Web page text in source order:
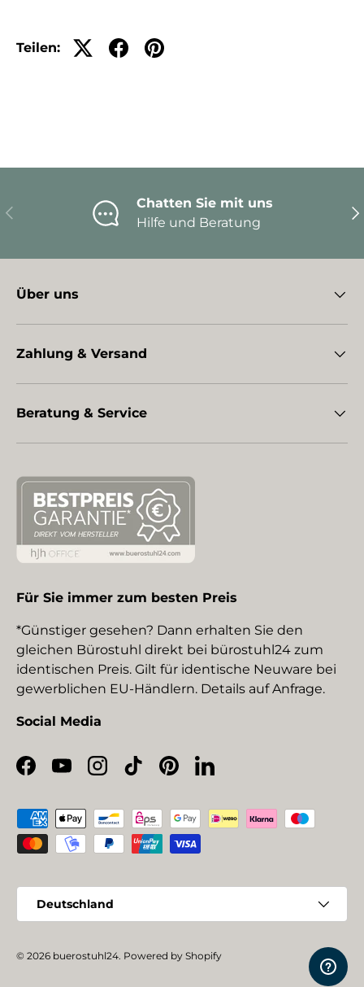
Teilen:
Vorherige
Chatten Sie mit uns
Hilfe und Beratung
Über uns
Zahlung & Versand
Beratung & Service
Für Sie immer zum besten Preis
*Günstiger gesehen? Dann erhalten Sie den
gleichen Bürostuhl direkt bei bürostuhl24 zum
identischen Preis. Gilt für identische Neuware bei
gewerblichen EU-Händlern. Details auf Anfrage.
Social Media
Facebook
YouTubeInstagram
TikTokPinterestLinkedIn
Zahlungsmethoden
Deutschland
© 2026 buerostuhl24. Powered by Shopify